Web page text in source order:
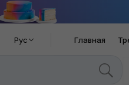
Рус Главная